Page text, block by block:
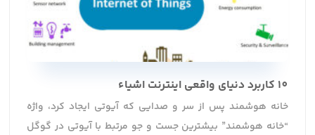
10 کاربرد دنیای واقعی اینترنت اشیاء
خانه هوشمند پس از سر و صدایی که آیوتی ایجاد کرد، واژه
“خانه هوشمند” بیشترین جست و جو مرتبط با آیوتی در گوگل